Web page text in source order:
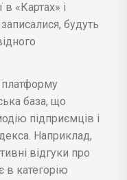
в «Картах» і
будуть
платформу
база, що
підприємців і
Наприклад,
відгуки про
в категорію